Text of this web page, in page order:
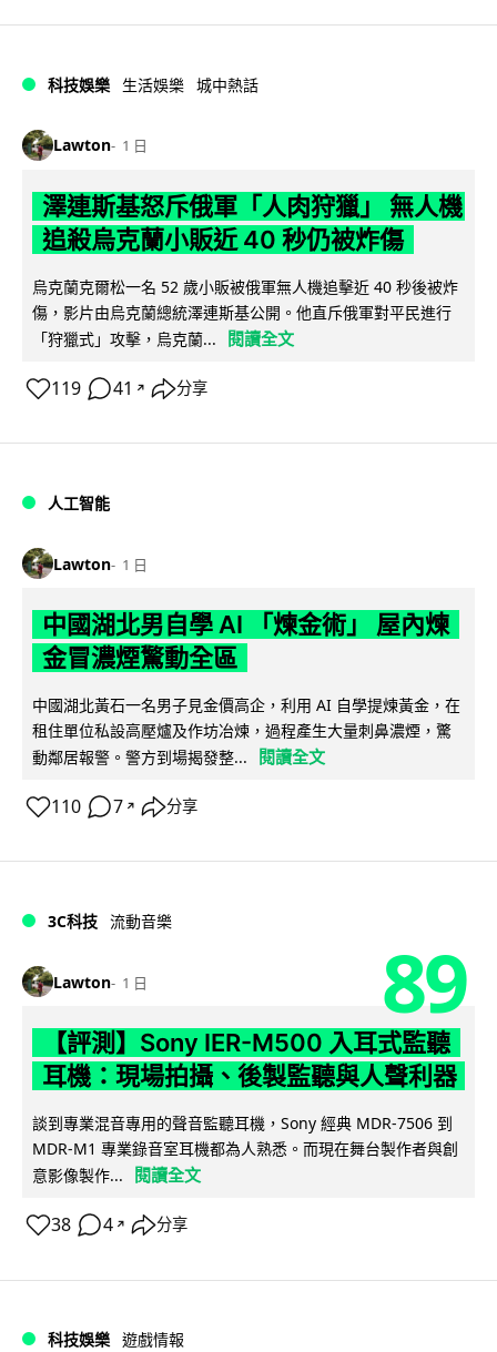
科技娛樂 生活娛樂 城中熱話
Lawton 1 日
澤連斯基怒斥俄軍「人肉狩獵」 無人機
追殺烏克蘭小販近 40 秒仍被炸傷
烏克蘭克爾松一名 52 歲小販被俄軍無人機追擊近 40 秒後被炸
傷，影片由烏克蘭總統澤連斯基公開。他直斥俄軍對平民進行
「狩獵式」攻擊，烏克蘭...
閱讀全文
119 41 ↗ 分享
人工智能
Lawton 1 日
中國湖北男自學 AI 「煉金術」 屋內煉
金冒濃煙驚動全區
中國湖北黃石一名男子見金價高企，利用 AI 自學提煉黃金，在
租住單位私設高壓爐及作坊冶煉，過程產生大量刺鼻濃煙，驚
動鄰居報警。警方到場揭發整...
閱讀全文
110 7 ↗ 分享
3C科技 流動音樂
Lawton 1 日 89
【評測】Sony IER-M500 入耳式監聽
耳機：現場拍攝、後製監聽與人聲利器
談到專業混音專用的聲音監聽耳機，Sony 經典 MDR-7506 到
MDR-M1 專業錄音室耳機都為人熟悉。而現在舞台製作者與創
意影像製作...
閱讀全文
38 4 ↗ 分享
科技娛樂 遊戲情報